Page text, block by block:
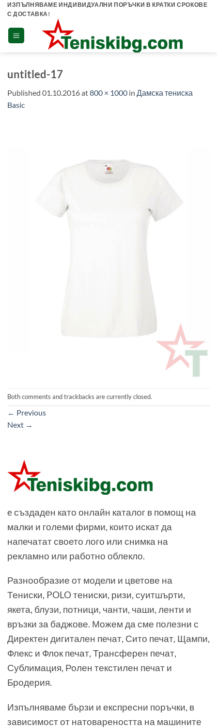
Skip
content
ИЗПЪЛНЯВАМЕ ИНДИВИДУАЛНИ ПОРЪЧКИ В КРАТКИ СРОКОВЕ
С ДОСТАВКА!
untitled-17
Published 01.10.2016at800 × 1000 in Дамска тениска
Basic
Both comments and trackbacks are currently closed.
← Previous
Next →
e създаден като онлайн каталог в помощ на
малки и големи фирми, които искат да
напечатат своето лого или снимка на
рекламно или работно облекло.
Разнообразие от модели и цветове на
Тениски, POLO тениски, ризи, суитшърти,
якета, блузи, потници, чанти, чаши, ленти и
връзки за баджове. Можем да сме полезни с
Директен дигитален печат, Сито печат, Щампи,
Флекс и Флок печат, Трансферен печат,
Сублимация, Ролен текстилен печат и
Бродерия.
Изпълняваме бързи и експресни поръчки, в
зависимост от натовареността на машините